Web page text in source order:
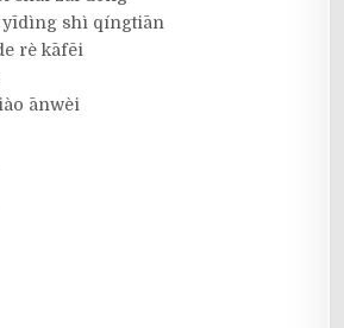
yīdìng shì qíngtiān
rè kāfēi
ānwèi